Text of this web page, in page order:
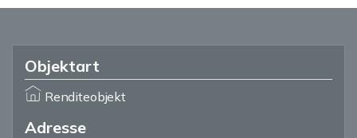
Objektart
Renditeobjekt
Adresse